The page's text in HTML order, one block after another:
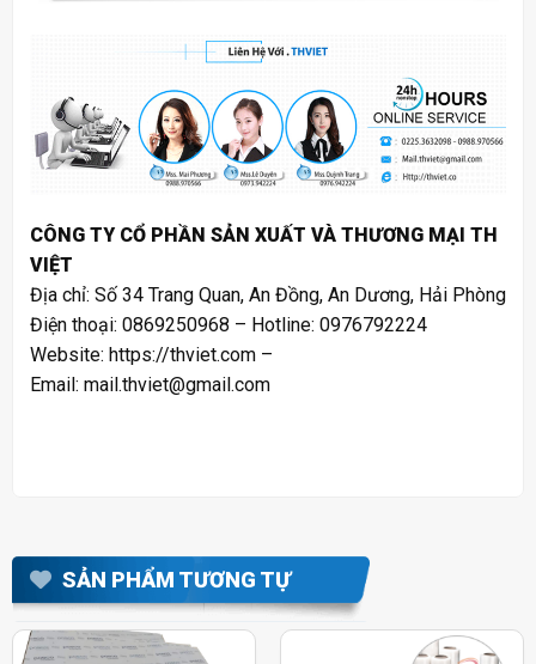
CÔNG TY CỔ PHẦN SẢN XUẤT VÀ THƯƠNG MẠI TH
VIỆT
Địa chỉ: Số 34 Trang Quan, An Đồng, An Dương, Hải Phòng
Điện thoại: 0869250968 – Hotline: 0976792224
Website: https://thviet.com–
Email: mail.thviet@gmail.com
SẢN PHẨM TƯƠNG TỰ